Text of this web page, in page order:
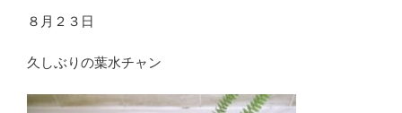
８月２３日
久しぶりの葉水チャン